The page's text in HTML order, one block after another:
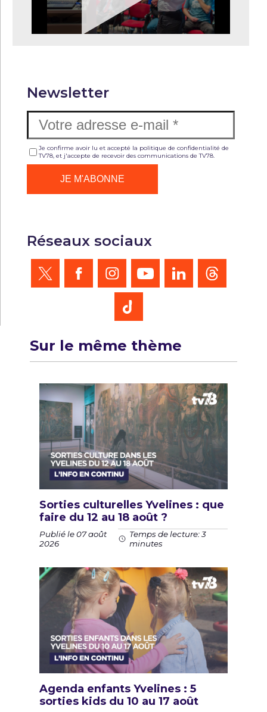
Newsletter
Je confirme avoir lu et accepté la politique de confidentialité de
TV78, et j'accepte de recevoir des communications de TV78.
Réseaux sociaux
Sur le même thème
Sorties culturelles Yvelines : que
faire du 12 au 18 août ?
Publié le 07 août
2026
Temps de lecture: 3
minutes
Agenda enfants Yvelines : 5
sorties kids du 10 au 17 août